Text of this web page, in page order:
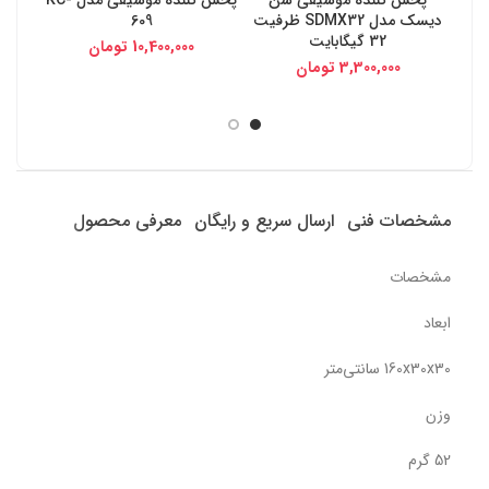
دیسک مدل SDMX32 ظرفیت
32 گیگابایت
3,300,000 تومان
609
10,400,000 تومان
مشخصات فنی ارسال سریع و رایگان معرفی محصول
مشخصات
ابعاد
160x30x30 سانتی‌متر
وزن
52 گرم